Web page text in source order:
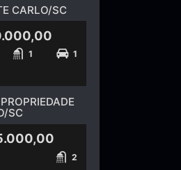
CARLO/SC
1 1
SC
2